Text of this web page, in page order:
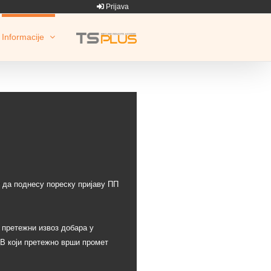
Prijava
Informacije
поднесу пореску пријаву ПП
извоз добара у
који претежно врши промет